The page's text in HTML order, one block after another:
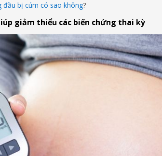
đầu bị cúm có sao không?
giảm thiểu các biến chứng thai kỳ